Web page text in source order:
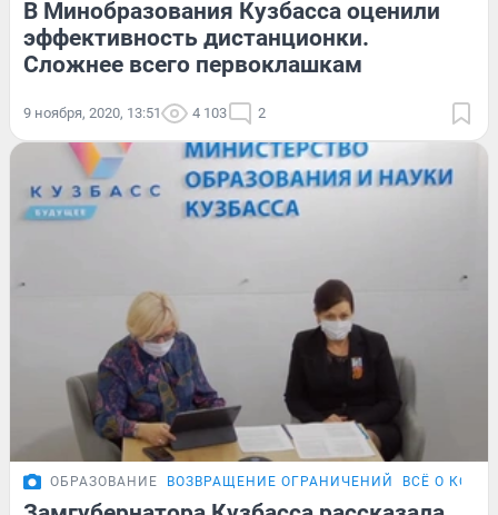
В Минобразования Кузбасса оценили
эффективность дистанционки.
Сложнее всего первоклашкам
9 ноября, 2020, 13:51 4 103 2
ОБРАЗОВАНИЕ ВОЗВРАЩЕНИЕ ОГРАНИЧЕНИЙ ВСЁ О